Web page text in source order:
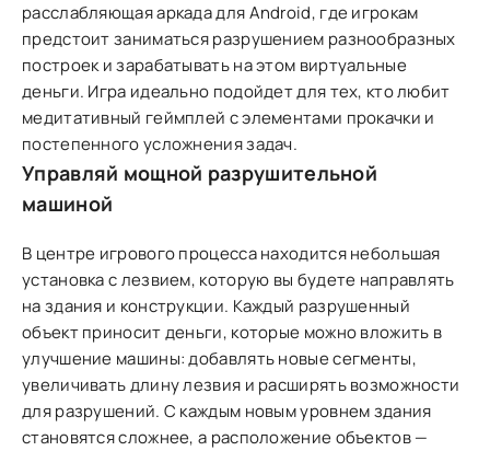
расслабляющая аркада для Android, где игрокам
предстоит заниматься разрушением разнообразных
построек и зарабатывать на этом виртуальные
деньги. Игра идеально подойдет для тех, кто любит
медитативный геймплей с элементами прокачки и
постепенного усложнения задач.
Управляй мощной разрушительной
машиной
В центре игрового процесса находится небольшая
установка с лезвием, которую вы будете направлять
на здания и конструкции. Каждый разрушенный
объект приносит деньги, которые можно вложить в
улучшение машины: добавлять новые сегменты,
увеличивать длину лезвия и расширять возможности
для разрушений. С каждым новым уровнем здания
становятся сложнее, а расположение объектов —